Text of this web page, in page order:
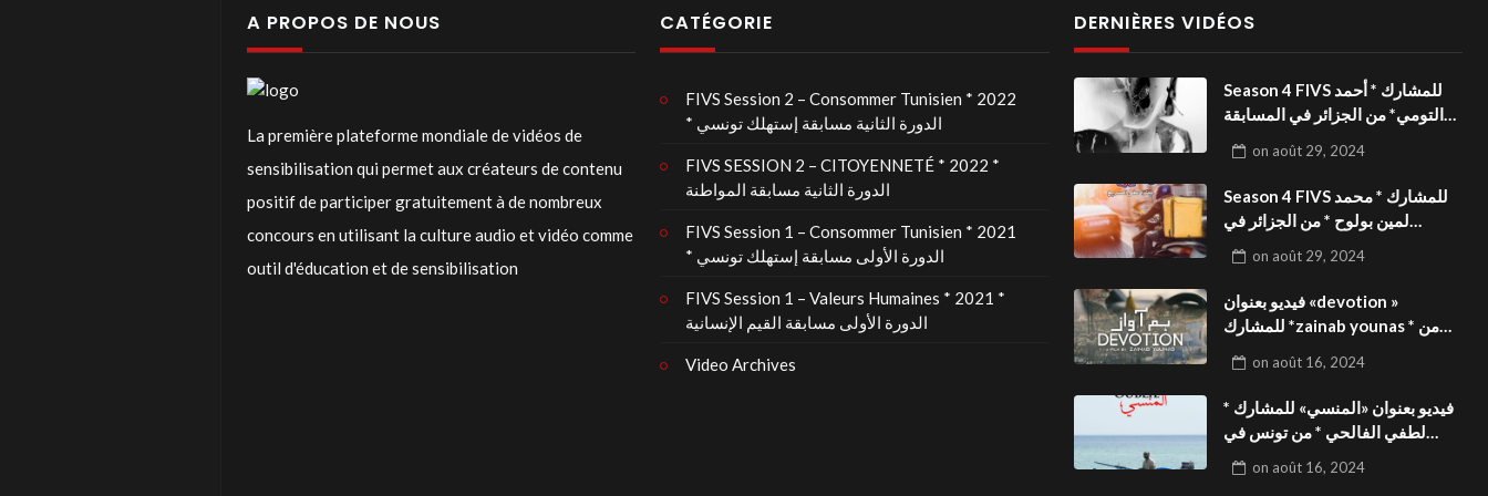
A PROPOS DE NOUS
La première plateforme mondiale de vidéos de
sensibilisation qui permet aux créateurs de contenu
positif de participer gratuitement à de nombreux
concours en utilisant la culture audio et vidéo comme
outil d'éducation et de sensibilisation
CATÉGORIE
FIVS Session 2 – Consommer Tunisien * 2022
* الدورة الثانية مسابقة إستهلك تونسي
FIVS SESSION 2 – CITOYENNETÉ * 2022 *
الدورة الثانية مسابقة المواطنة
FIVS Session 1 – Consommer Tunisien * 2021
* الدورة الأولى مسابقة إستهلك تونسي
FIVS Session 1 – Valeurs Humaines * 2021 *
الدورة الأولى مسابقة القيم الإنسانية
Video Archives
DERNIÈRES VIDÉOS
Season 4 FIVS للمشارك * أحمد
التومي* من الجزائر في المسابقة
للفيدوهات التوعوية«Dark Life
»فيديو بعنوان
on août 29, 2024
Season 4 FIVS للمشارك * محمد
لمين بولوح * من الجزائر في
للفيدوهات التوعوية«Pizza
express »فيديو بعنوان
on août 29, 2024
فيديو بعنوان «devotion »
للمشارك *zainab younas * من
بالمهرجان الدولي للفيدوهات
التوعوية Season 4 FIVS
on août 16, 2024
فيديو بعنوان «المنسي» للمشارك *
لطفي الفالحي * من تونس في
للفيدوهات التوعوية Season 4
on août 16, 2024